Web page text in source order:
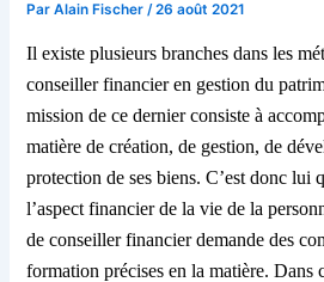
ParAlain Fischer/26 août 2021
Il existe plusieurs branches dans les
conseiller financier en gestion du
mission de ce dernier consiste à
matière de création, de gestion, de
protection de ses biens. C’est donc lui
l’aspect financier de la vie de la
de conseiller financier demande des
formation précises en la matière. Dans